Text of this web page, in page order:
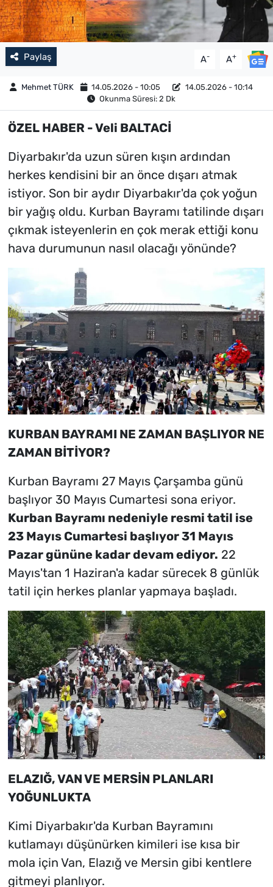
Paylaş A- A+
Mehmet TÜRK 14.05.2026 - 10:05
14.05.2026 - 10:14
Okunma Süresi: 2 Dk
ÖZEL HABER - Veli BALTACİ
Diyarbakır'da uzun süren kışın ardından
herkes kendisini bir an önce dışarı atmak
istiyor. Son bir aydır Diyarbakır'da çok yoğun
bir yağış oldu. Kurban Bayramı tatilinde dışarı
çıkmak isteyenlerin en çok merak ettiği konu
hava durumunun nasıl olacağı yönünde?
KURBAN BAYRAMI NE ZAMAN BAŞLIYOR NE
ZAMAN BİTİYOR?
Kurban Bayramı 27 Mayıs Çarşamba günü
başlıyor 30 Mayıs Cumartesi sona eriyor.
Kurban Bayramı nedeniyle resmi tatil ise
23 Mayıs Cumartesi başlıyor 31 Mayıs
Pazar gününe kadar devam ediyor. 22
Mayıs'tan 1 Haziran'a kadar sürecek 8 günlük
tatil için herkes planlar yapmaya başladı.
ELAZIĞ, VAN VE MERSİN PLANLARI
YOĞUNLUKTA
Kimi Diyarbakır'da Kurban Bayramını
kutlamayı düşünürken kimileri ise kısa bir
mola için Van, Elazığ ve Mersin gibi kentlere
gitmeyi planlıyor.